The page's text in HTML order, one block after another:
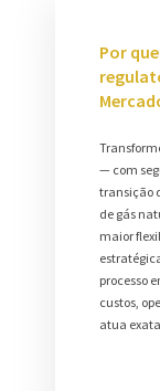
Por
— com
transição
de gás
maior
processo
custos,
atua